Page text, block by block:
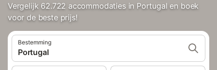
Vergelijk 62.722 accommodaties in Portugal en boek
voor de beste prijs!
Bestemming
Portugal